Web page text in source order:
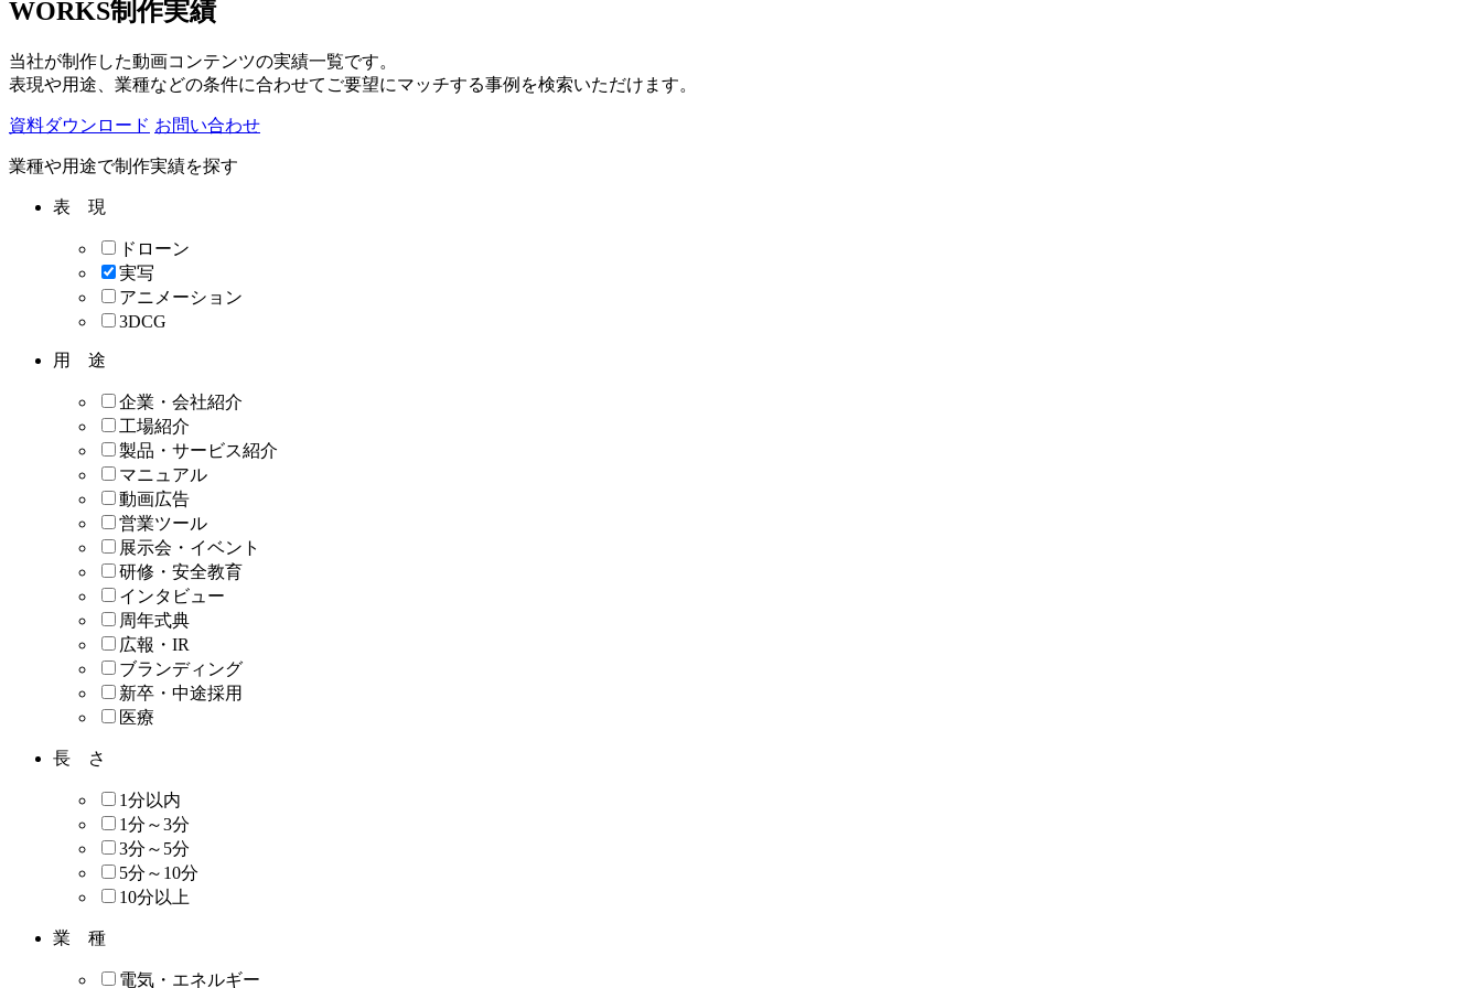
WORKS制作実績
当社が制作した動画コンテンツの実績一覧です。
表現や用途、業種などの条件に合わせてご要望にマッチする事例を検索いただけます。
資料ダウンロード お問い合わせ
業種や用途で制作実績を探す
表 現
ドローン
実写
アニメーション
3DCG
用 途
企業・会社紹介
工場紹介
製品・サービス紹介
マニュアル
動画広告
営業ツール
展示会・イベント
研修・安全教育
インタビュー
周年式典
広報・IR
ブランディング
新卒・中途採用
医療
長 さ
1分以内
1分～3分
3分～5分
5分～10分
10分以上
業 種
電気・エネルギー